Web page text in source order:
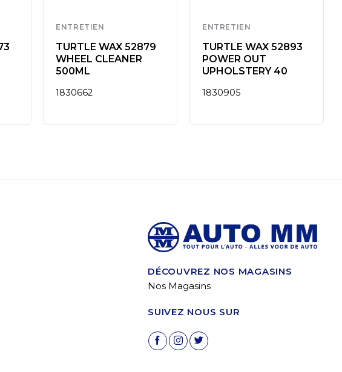
ENTRETIEN
TURTLE WAX 52879
WHEEL CLEANER
500ML
1830662
ENTRETIEN
TURTLE WAX 52893
POWER OUT
UPHOLSTERY 40
1830905
DÉCOUVREZ NOS MAGASINS
Nos Magasins
SUIVEZ NOUS SUR